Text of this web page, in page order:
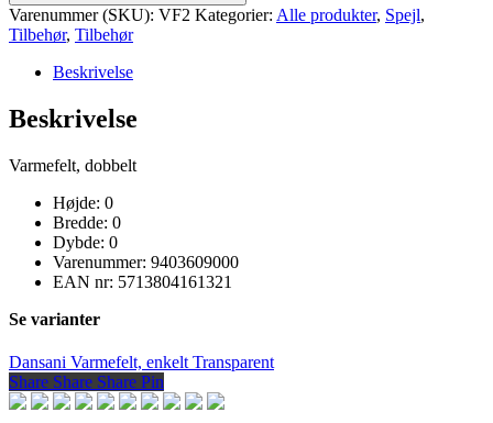
Varenummer (SKU): VF2 Kategorier: Alle produkter, Spejl,
Tilbehør, Tilbehør
Beskrivelse
Beskrivelse
Varmefelt, dobbelt
Højde: 0
Bredde: 0
Dybde: 0
Varenummer: 9403609000
EAN nr: 5713804161321
Se varianter
Dansani Varmefelt, enkelt Transparent
Share
Share Share Share Pin